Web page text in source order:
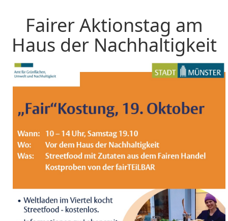
Fairer Aktionstag am
Haus der Nachhaltigkeit